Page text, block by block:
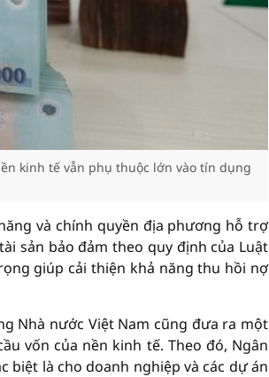
kinh tế vẫn phụ thuộc lớn vào tín dụng
và chính quyền địa phương hỗ trợ
sản bảo đảm theo quy định của Luật
giúp cải thiện khả năng thu hồi nợ
Nhà nước Việt Nam cũng đưa ra một
vốn của nền kinh tế. Theo đó, Ngân
biệt là cho doanh nghiệp và các dự án